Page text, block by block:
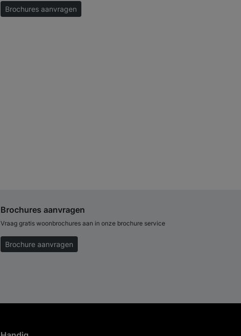
Brochures aanvragen
Brochures aanvragen
Vraag gratis woonbrochures aan in onze brochure service
Brochure aanvragen